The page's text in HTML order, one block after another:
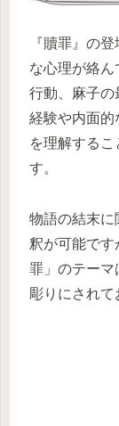
『贖罪』の
な心理が絡
行動、麻子の
経験や内面的
を理解する
す。
物語の結末に
釈が可能で
罪」のテーマ
彫りにされて